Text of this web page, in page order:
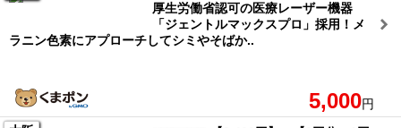
厚生労働省認可の医療レーザー機器
「ジェントルマックスプロ」採用！メ
ラニン色素にアプローチしてシミやそばか..
5,000円